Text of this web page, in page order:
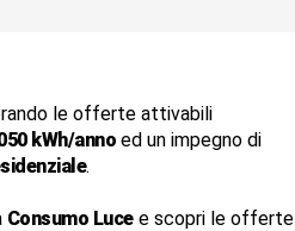
le offerte attivabili
kWh/anno ed un impegno di
.
Consumo Lucee scopri le offerte